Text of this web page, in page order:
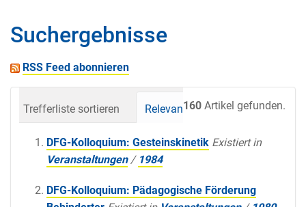
Suchergebnisse
RSS Feed abonnieren
160 Artikel gefunden.
Trefferliste sortieren Relevanz Datum
DFG-Kolloquium: Gesteinskinetik Existiert in
Veranstaltungen / 1984
DFG-Kolloquium: Pädagogische Förderung